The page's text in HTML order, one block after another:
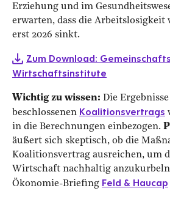
Erziehung und im
erwarten, dass die Arbeitslosigkeit
erst 2026 sinkt.
Zum Download:
Wirtschaftsinstitute
Wichtig zu wissen: Die
beschlossenen Koalitionsvertrags
in die Berechnungen einbezogen.
äußert sich skeptisch, ob die
Koalitionsvertrag ausreichen, um
Wirtschaft nachhaltig
Ökonomie-Briefing Feld & Haucap